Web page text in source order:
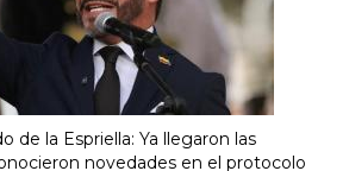
de la Espriella: Ya llegaron las
novedades en el protocolo